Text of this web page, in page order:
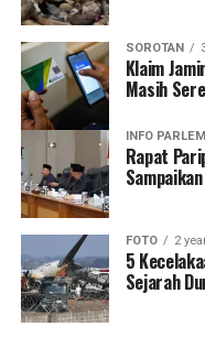
SOROTAN
Klaim
Masih
INFO
Rapat
FOTO 2
5
Sejarah